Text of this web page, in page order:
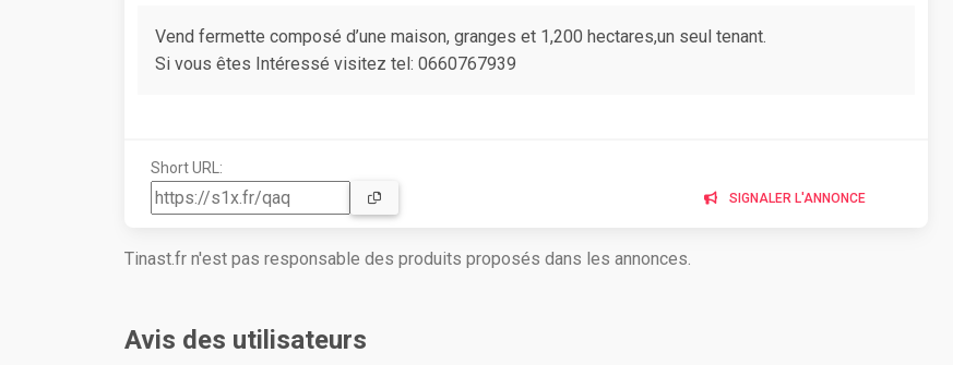
Vend fermette composé d’une maison, granges et 1,200 hectares,un seul tenant.
Si vous êtes Intéressé visitez tel: 0660767939
Short URL:
SIGNALER L'ANNONCE
Tinast.fr n'est pas responsable des produits proposés dans les annonces.
Avis des utilisateurs